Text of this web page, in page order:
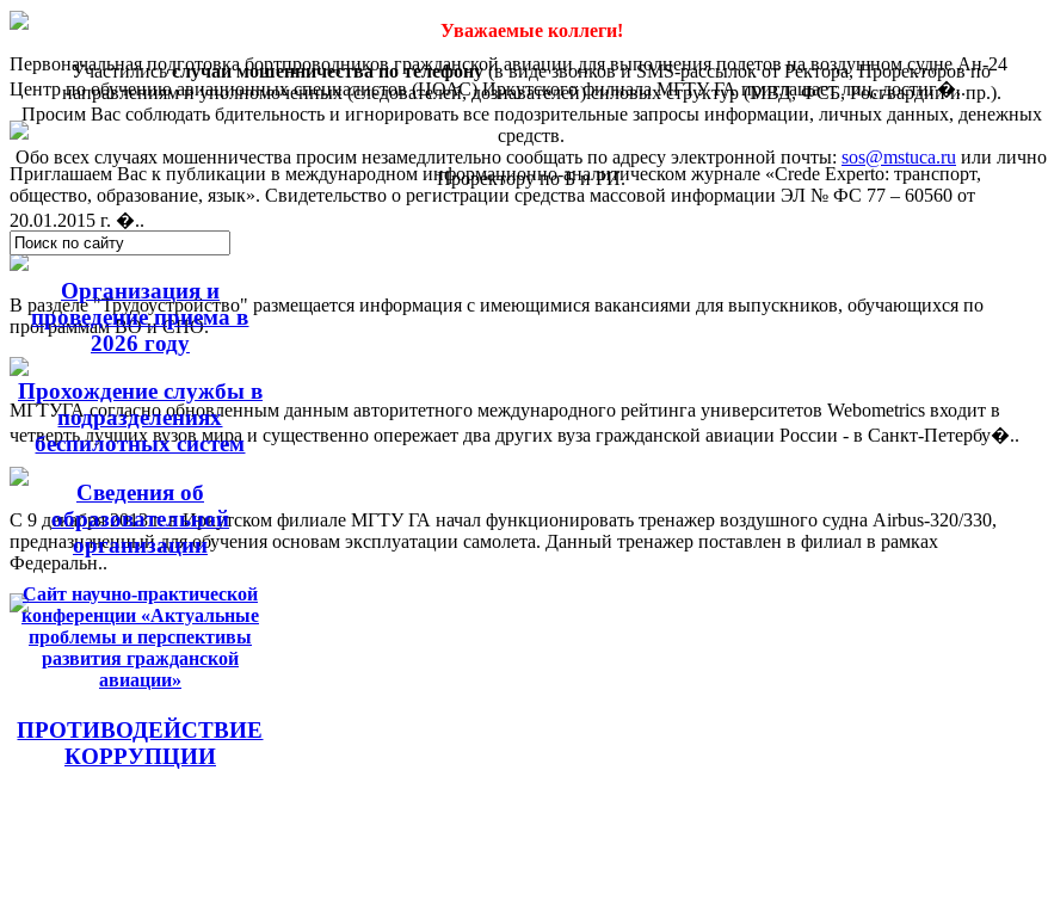
Первоначальная подготовка бортпроводников гражданской авиации для выполнения полетов на воздушном судне Ан-24
Центр по обучению авиационных специалистов (ЦОАС) Иркутского филиала МГТУ ГА приглашает лиц, достиг�..
Приглашаем Вас к публикации в международном информационно-аналитическом журнале «Crede Experto: транспорт,
общество, образование, язык». Свидетельство о регистрации средства массовой информации ЭЛ № ФС 77 – 60560 от
20.01.2015 г. �..
В разделе "Трудоустройство" размещается информация с имеющимися вакансиями для выпускников, обучающихся по
программам ВО и СПО.
МГТУГА согласно обновленным данным авторитетного международного рейтинга университетов Webometrics входит в
четверть лучших вузов мира и существенно опережает два других вуза гражданской авиации России - в Санкт-Петербу�..
С 9 декабря 2013 г. в Иркутском филиале МГТУ ГА начал функционировать тренажер воздушного судна Airbus-320/330,
предназначенный для обучения основам эксплуатации самолета. Данный тренажер поставлен в филиал в рамках
Федеральн..
Уважаемые коллеги!
Участилисьслучаи мошенничества по телефону(в виде звонков и SMS-рассылок от Ректора, Проректоров по
направлениям и уполномоченных (следователей, дознавателей) силовых структур (МВД, ФСБ, Росгвардии и пр.).
Просим Вас соблюдать бдительность и игнорировать все подозрительные запросы информации, личных данных, денежных
средств.
Обо всех случаях мошенничества просим незамедлительно сообщать по адресу электронной почты: sos@mstuca.ru или лично
Проректору по Б и РИ.
Организация и
проведение приема в
2026 году
Прохождение службы в
подразделениях
беспилотных систем
Сведения об
образовательной
организации
Сайт научно-практической
конференции «Актуальные
проблемы и перспективы
развития гражданской
авиации»
ПРОТИВОДЕЙСТВИЕ
КОРРУПЦИИ